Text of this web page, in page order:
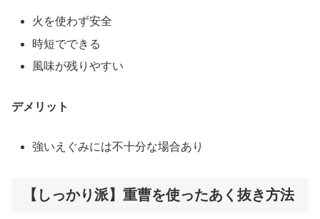
火を使わず安全
時短でできる
風味が残りやすい
デメリット
強いえぐみには不十分な場合あり
【しっかり派】重曹を使ったあく抜き方法